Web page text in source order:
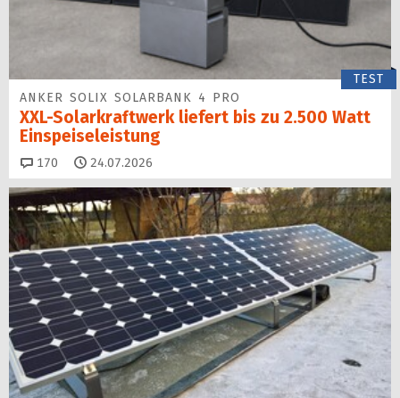
TEST
ANKER SOLIX SOLARBANK 4 PRO
XXL-Solarkraftwerk liefert bis zu 2.500 Watt
Einspeise­leistung
170 Kommentare
24.07.2026